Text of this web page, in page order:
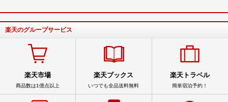
楽天のグループサービス
楽天市場
商品数は1億点以上
楽天ブックス
いつでも全品送料無料
楽天トラベル
簡単宿泊予約！